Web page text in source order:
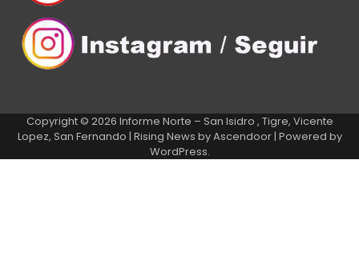
Copyright © 2026 Informe Norte – San Isidro , Tigre, Vicente
Lopez, San Fernando | Rising News byAscendoor| Powered by
WordPress.